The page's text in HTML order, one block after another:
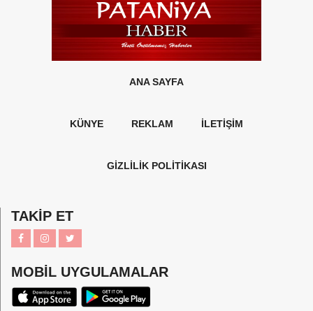
ANA SAYFA
KÜNYE REKLAM İLETİŞİM
GİZLİLİK POLİTİKASI
TAKİP ET
MOBİL UYGULAMALAR